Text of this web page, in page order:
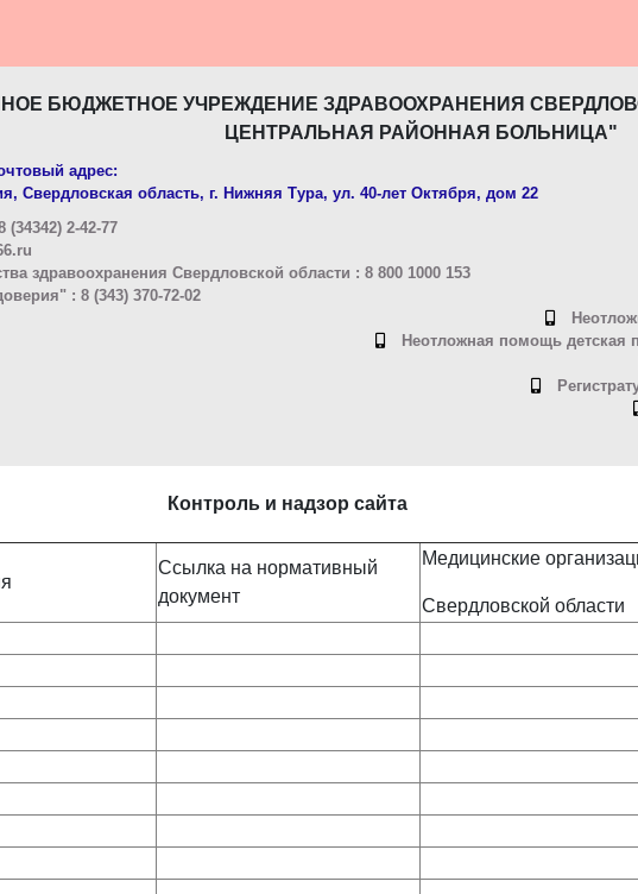
БЮДЖЕТНОЕ УЧРЕЖДЕНИЕ ЗДРАВООХРАНЕНИЯ
ЦЕНТРАЛЬНАЯ РАЙОННАЯ БОЛЬНИЦА"
адрес:
Свердловская область, г. Нижняя Тура, ул. 40-лет Октября, дом 22
2-42-77
здравоохранения Свердловской области : 8 800 1000 153
: 8 (343) 370-72-02
Неотложная помощь
Контроль и надзор сайта
Ссылка на нормативный
документ
Медицинские
Свердловской области